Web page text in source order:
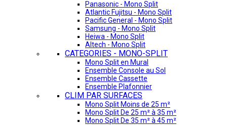
Panasonic - Mono Split
Atlantic Fujitsu - Mono Split
Pacific General - Mono Split
Samsung - Mono Split
Heiwa - Mono Split
Altech - Mono Split
CATEGORIES - MONO-SPLIT
Mono Split en Mural
Ensemble Console au Sol
Ensemble Cassette
Ensemble Plafonnier
CLIM PAR SURFACES
Mono Split Moins de 25 m²
Mono Split De 25 m² à 35 m²
Mono Split De 35 m² à 45 m²